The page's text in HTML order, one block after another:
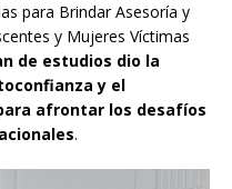
para Brindar Asesoría y
y Mujeres Víctimas
de estudios dio la
y el
afrontar los desafíos
.